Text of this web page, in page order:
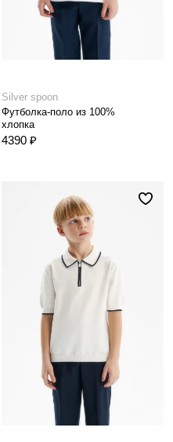
Silver spoon
Футболка-поло из 100%
хлопка
4390 ₽